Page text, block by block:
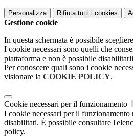
Personalizza Rifiuta tutti i cookies
Gestione cookie
In questa schermata è possibile
I cookie necessari sono quelli che
piattaforma e non è possibile
Per conoscere quali sono i cookie
visionare la COOKIE POLICY.
Cookie necessari per il funzionamento
I cookie necessari per il funzionamento
disabilitati. È possibile consultare
policy.